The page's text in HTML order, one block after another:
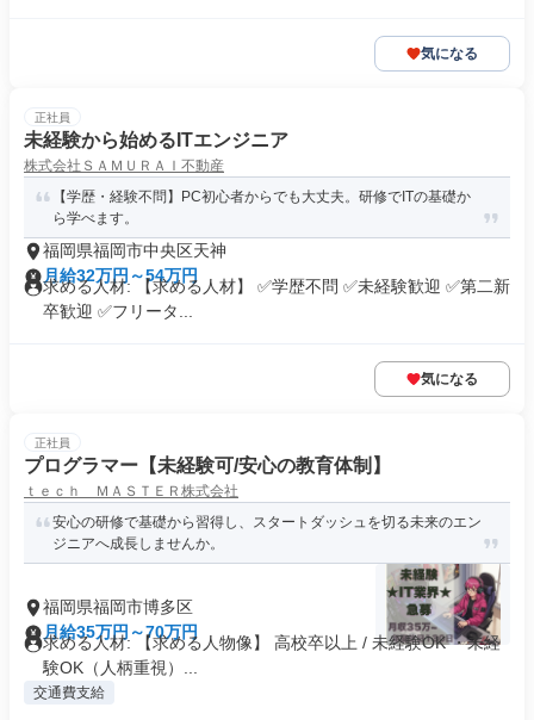
気になる
正社員
未経験から始めるITエンジニア
株式会社ＳＡＭＵＲＡＩ不動産
【学歴・経験不問】PC初心者からでも大丈夫。研修でITの基礎か
ら学べます。
福岡県福岡市中央区天神
月給32万円～54万円
求める人材: 【求める人材】 ✅学歴不問 ✅未経験歓迎 ✅第二新
卒歓迎 ✅フリータ...
気になる
正社員
プログラマー【未経験可/安心の教育体制】
ｔｅｃｈ ＭＡＳＴＥＲ株式会社
安心の研修で基礎から習得し、スタートダッシュを切る未来のエン
ジニアへ成長しませんか。
福岡県福岡市博多区
月給35万円～70万円
求める人材: 【求める人物像】 高校卒以上 / 未経験OK ・未経
験OK（人柄重視）...
交通費支給